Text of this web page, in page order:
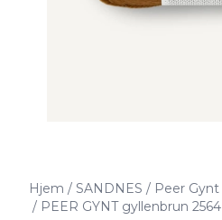
Hjem / SANDNES / Peer Gynt
/ PEER GYNT gyllenbrun 2564